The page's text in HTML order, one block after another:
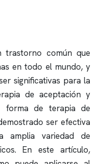
trastorno común que
en todo el mundo, y
significativas para la
de aceptación y
forma de terapia de
ser efectiva
amplia variedad de
En este artículo,